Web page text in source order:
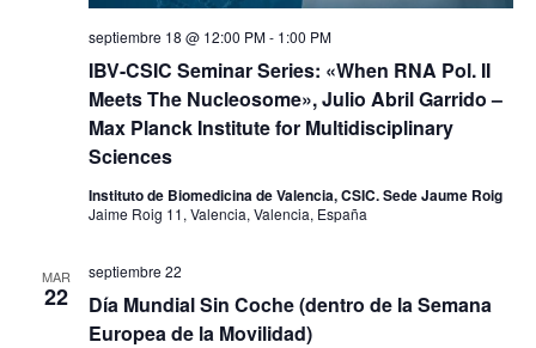
IBV-CSIC Seminar Series: «When RNA Pol. II
Meets The Nucleosome», Julio Abril Garrido –
Max Planck Institute for Multidisciplinary
Sciences
septiembre 18 @ 12:00 PM- 1:00 PM
Instituto de Biomedicina de Valencia, CSIC. Sede Jaume Roig
Jaime Roig 11, Valencia, Valencia, España
MAR
22
Día Mundial Sin Coche (dentro de la Semana
Europea de la Movilidad)
septiembre 22